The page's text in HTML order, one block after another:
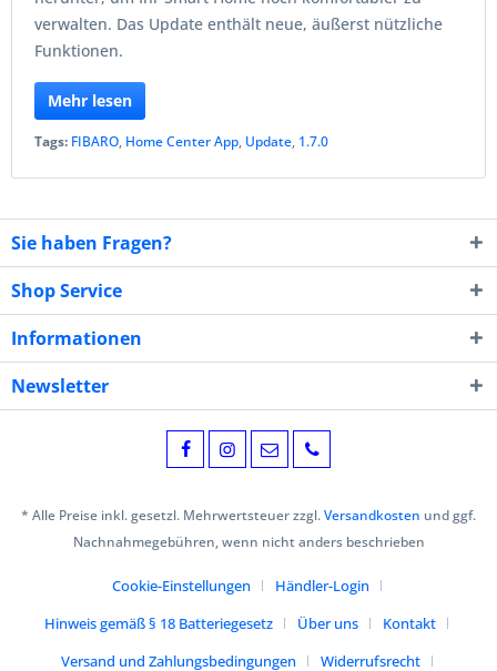
verwalten. Das Update enthält neue, äußerst nützliche
Funktionen.
Mehr lesen
Tags: FIBARO, Home Center App, Update, 1.7.0
Sie haben Fragen?
Shop Service
Informationen
Newsletter
* Alle Preise inkl. gesetzl. Mehrwertsteuer zzgl.Versandkosten und ggf.
Nachnahmegebühren, wenn nicht anders beschrieben
Cookie-Einstellungen
Händler-Login
Hinweis gemäß § 18 Batteriegesetz
Über uns
Kontakt
Versand und Zahlungsbedingungen
Widerrufsrecht